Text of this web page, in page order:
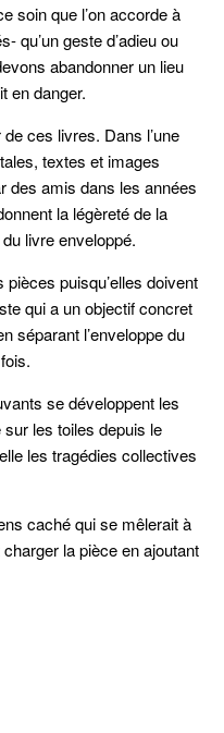
soin que l’on accorde à
qu’un geste d’adieu ou
abandonner un lieu
en danger.
ces livres. Dans l’une
textes et images
des amis dans les années
la légèreté de la
livre enveloppé.
pièces puisqu’elles doivent
qui a un objectif concret
séparant l’enveloppe du
se développent les
les toiles depuis le
les tragédies collectives
caché qui se mêlerait à
la pièce en ajoutant